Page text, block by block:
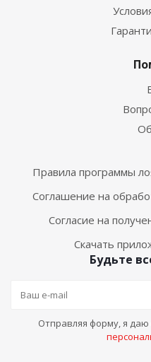
Правила программы
Соглашение на
Согласие на
Скачать
Будьте
Отправляя форму, я даю